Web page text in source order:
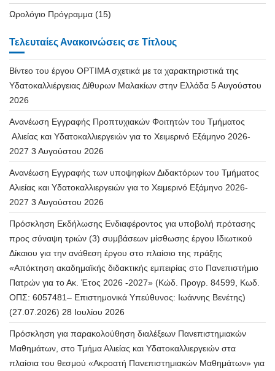
Ωρολόγιο Πρόγραμμα (15)
Τελευταίες Ανακοινώσεις σε Τίτλους
Βίντεο του έργου OPTIMA σχετικά με τα χαρακτηριστικά της
Υδατοκαλλιέργειας Δίθυρων Μαλακίων στην Ελλάδα 5 Αυγούστου
2026
Ανανέωση Εγγραφής Προπτυχιακών Φοιτητών του Τμήματος
Αλιείας και Υδατοκαλλιεργειών για το Χειμερινό Εξάμηνο 2026-
2027 3 Αυγούστου 2026
Ανανέωση Εγγραφής των υποψηφίων Διδακτόρων του Τμήματος
Αλιείας και Υδατοκαλλιεργειών για το Χειμερινό Εξάμηνο 2026-
2027 3 Αυγούστου 2026
Πρόσκληση Εκδήλωσης Ενδιαφέροντος για υποβολή πρότασης
προς σύναψη τριών (3) συμβάσεων μίσθωσης έργου Ιδιωτικού
Δίκαιου για την ανάθεση έργου στο πλαίσιο της πράξης
«Απόκτηση ακαδημαϊκής διδακτικής εμπειρίας στο Πανεπιστήμιο
Πατρών για το Ακ. Έτος 2026 -2027» (Κώδ. Προγρ. 84599, Κωδ.
ΟΠΣ: 6057481– Επιστημονικά Υπεύθυνος: Ιωάννης Βενέτης)
(27.07.2026) 28 Ιουλίου 2026
Πρόσκληση για παρακολούθηση διαλέξεων Πανεπιστημιακών
Μαθημάτων, στο Τμήμα Αλιείας και Υδατοκαλλιεργειών στα
πλαίσια του θεσμού «Ακροατή Πανεπιστημιακών Μαθημάτων» για